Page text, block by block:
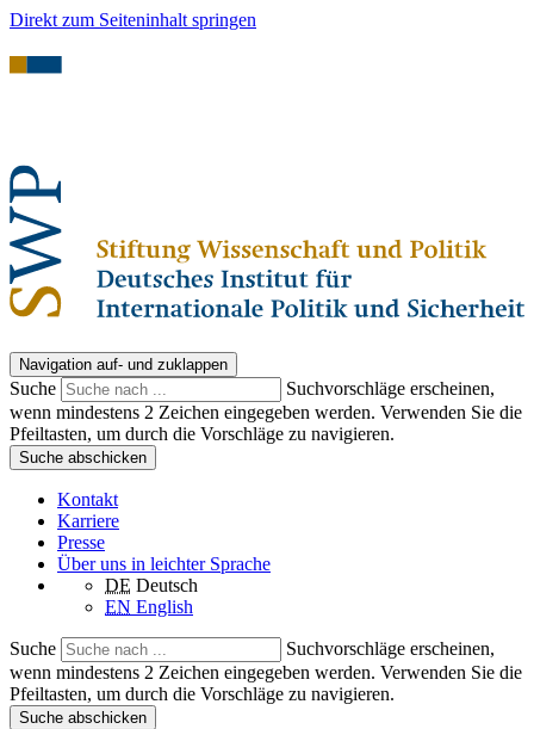
Direkt zum Seiteninhalt springen
Navigation auf- und zuklappen
Suche
Suchvorschläge erscheinen,
wenn mindestens 2 Zeichen eingegeben werden. Verwenden Sie die
Pfeiltasten, um durch die Vorschläge zu navigieren.
Suche abschicken
Kontakt
Karriere
Presse
Über uns in leichter Sprache
DE Deutsch
EN English
Suche
Suchvorschläge erscheinen,
wenn mindestens 2 Zeichen eingegeben werden. Verwenden Sie die
Pfeiltasten, um durch die Vorschläge zu navigieren.
Suche abschicken